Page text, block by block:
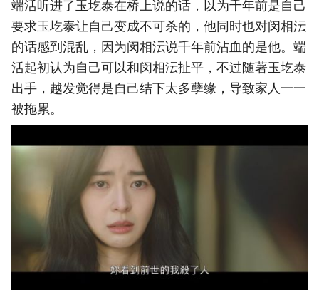
端活听进了玉圪泰在桥上说的话，以为千年前是自己
要求玉圪泰让自己变成不可杀的，他同时也对闵相沄
的话感到混乱，因为闵相沄说千年前沾血的是他。端
活起初认为自己可以和闵相沄扯平，不过随著玉圪泰
出手，越发觉得是自己结下太多孽缘，导致家人一一
被拖累。